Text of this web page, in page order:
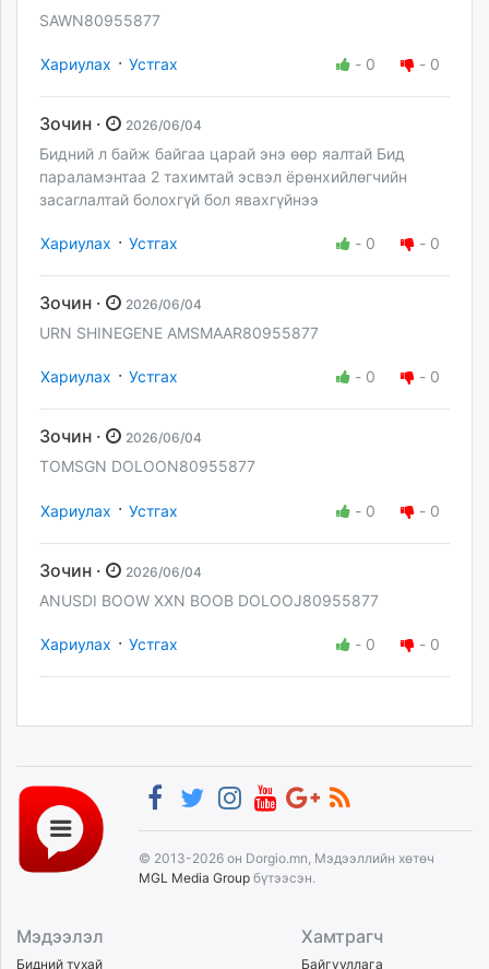
SAWN80955877
Хариулах · Устгах - 0 - 0
Зочин · 2026/06/04
Бидний л байж байгаа царай энэ өөр яалтай Бид
параламэнтаа 2 тахимтай эсвэл ёрөнхийлөгчийн
засаглалтай болохгүй бол явахгүйнээ
Хариулах · Устгах - 0 - 0
Зочин · 2026/06/04
URN SHINEGENE AMSMAAR80955877
Хариулах · Устгах - 0 - 0
Зочин · 2026/06/04
TOMSGN DOLOON80955877
Хариулах · Устгах - 0 - 0
Зочин · 2026/06/04
ANUSDI BOOW XXN BOOB DOLOOJ80955877
Хариулах · Устгах - 0 - 0
© 2013-2026 он Dorgio.mn, Мэдээллийн хөтөч
MGL Media Group бүтээсэн.
Мэдээлэл
Бидний тухай
Хамтрагч
Байгууллага